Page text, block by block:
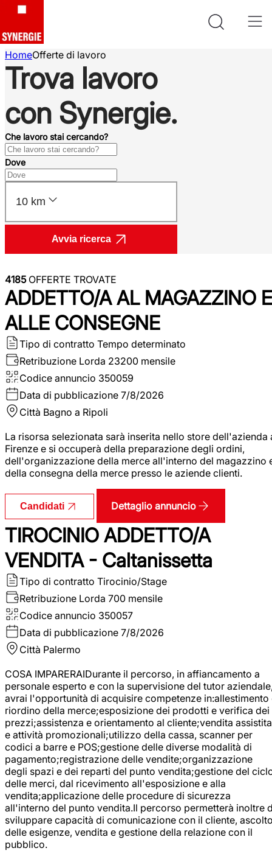
HomeOfferte di lavoro
Trova lavoro
con Synergie.
Che lavoro stai cercando?
Dove
10 km
Avvia ricerca
4185OFFERTE TROVATE
ADDETTO/A AL MAGAZZINO E
ALLE CONSEGNE
Tipo di contratto Tempo determinato
Retribuzione Lorda 23200 mensile
Codice annuncio 350059
Data di pubblicazione 7/8/2026
Città Bagno a Ripoli
La risorsa selezionata sarà inserita nello store dell'azienda
Firenze e si occuperà della preparazione degli ordini,
dell'organizzazione della merce all'interno del magazzino
della consegna della merce presso le aziende clienti.
Candidati Dettaglio annuncio
TIROCINIO ADDETTO/A
VENDITA - Caltanissetta
Tipo di contratto Tirocinio/Stage
Retribuzione Lorda 700 mensile
Codice annuncio 350057
Data di pubblicazione 7/8/2026
Città Palermo
COSA IMPARERAIDurante il percorso, in affiancamento a
personale esperto e con la supervisione del tutor
avrai l'opportunità di acquisire competenze in:allestimento
riordino della merce;esposizione dei prodotti e verifica dei
prezzi;assistenza e orientamento al cliente;vendita assistita
e attività promozionali;utilizzo della cassa, scanner per
codici a barre e POS;gestione delle diverse modalità di
pagamento;registrazione delle vendite;organizzazione
degli spazi e dei reparti del punto vendita;gestione del
delle merci, dal ricevimento all'esposizione e alla
vendita;applicazione delle procedure di sicurezza
all'interno del punto vendita.Il percorso permetterà inoltre
sviluppare capacità di comunicazione con il cliente,
delle esigenze, vendita e gestione della relazione con il
pubblico.